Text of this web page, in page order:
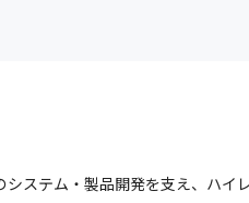
ステム・製品開発を支え、ハイ